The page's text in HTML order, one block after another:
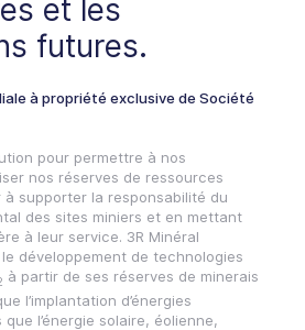
et les
futures.
à propriété exclusive de Société
pour permettre à nos
nos réserves de ressources
à supporter la responsabilité du
des sites miniers et en mettant
à leur service. 3R Minéral
développement de technologies
à partir de ses réserves de minerais
l’implantation d’énergies
l’énergie solaire, éolienne,